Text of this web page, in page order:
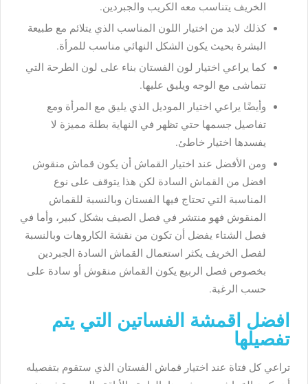
الخريف يتناسب معه الكريب والجبردين.
كذلك لابد من اختيار اللون المناسب الذي يتلائم مع طبيعة
البشرة بحيث يكون الشكل النهائي مناسب للمرأة.
كما يراعي اختيار لون الفستان بناء على لون الطرحة التي
تتماشى مع الوجه ويليق عليها.
وأيضًا يراعي اختيار الموديل الذي يليق مع المرأة ومع
تفاصيل جسمها حتي تظهر في النهاية بطلة مميزة لا
يفسدها اختيار خاطئ.
ومن الأفضل عند اختيار القماش أن يكون قماش منقوش
افضل من القماش السادة لكن هذا يتوقف على نوع
المناسبة التي تحتاج فيها الفستان وبالنسبة للقماش
المنقوش فهو منتشر في فصل الصيف بشكل كبير، وأما في
فصل الشتاء يفضل أن تكون من نقشة الكاروهات وبالنسبة
لفصل الخريف يكثر استعمال القماش السادة الجبردين
بخصوص فصل الربيع يكون القماش منقوش أو سادة على
حسب الرغبة.
افضل اقمشة الفساتين التي يتم
تفصيلها
تراعي كل فتاة عند اختيار قماش الفستان الذي ستقوم بتفصيله